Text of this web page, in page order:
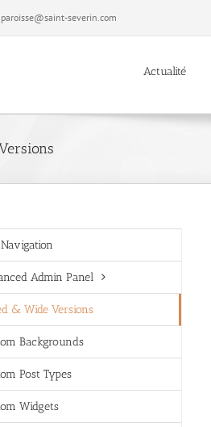
paroisse@saint-severin.com
Actualité
Admin Panel
& Wide Versions
Backgrounds
Post Types
Widgets